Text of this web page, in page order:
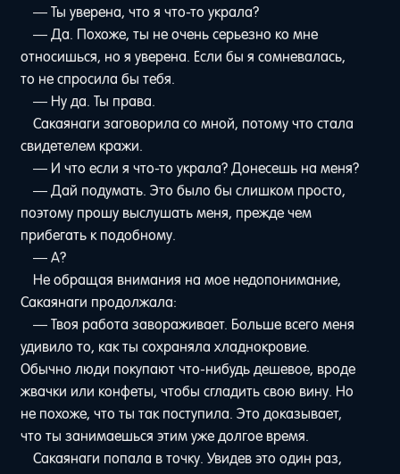
— Ты уверена, что я что-то украла?
— Да. Похоже, ты не очень серьезно ко мне
относишься, но я уверена. Если бы я сомневалась,
то не спросила бы тебя.
— Ну да. Ты права.
Сакаянаги заговорила со мной, потому что стала
свидетелем кражи.
— И что если я что-то украла? Донесешь на меня?
— Дай подумать. Это было бы слишком просто,
поэтому прошу выслушать меня, прежде чем
прибегать к подобному.
— А?
Не обращая внимания на мое недопонимание,
Сакаянаги продолжала:
— Твоя работа завораживает. Больше всего меня
удивило то, как ты сохраняла хладнокровие.
Обычно люди покупают что-нибудь дешевое, вроде
жвачки или конфеты, чтобы сгладить свою вину. Но
не похоже, что ты так поступила. Это доказывает,
что ты занимаешься этим уже долгое время.
Сакаянаги попала в точку. Увидев это один раз,